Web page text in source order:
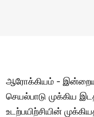
ஆரோக்கியம் -
செயல்பாடு முக்கிய
உடற்பயிற்சியின்